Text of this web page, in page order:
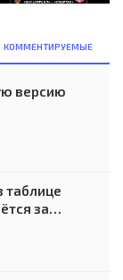
КОММЕНТИРУЕМЫЕ
версию
таблице
за